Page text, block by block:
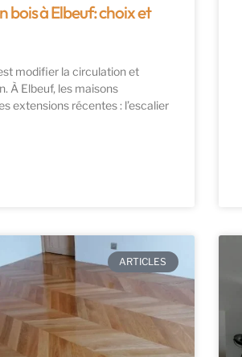
bois à Elbeuf: choix et
modifier la circulation et
À Elbeuf, les maisons
extensions récentes : l’escalier
ARTICLES